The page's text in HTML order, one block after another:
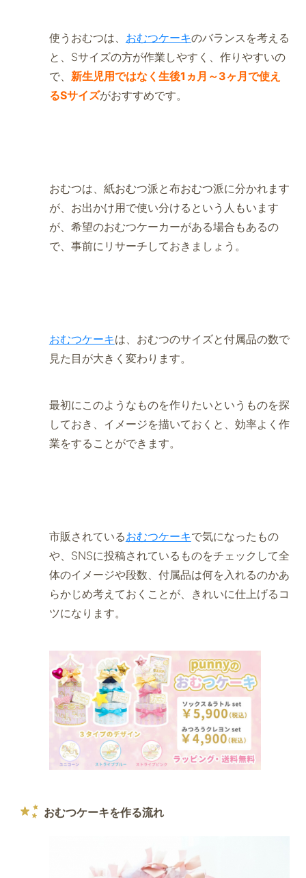
使うおむつは、 おむつケーキのバランスを考える
と、Sサイズの方が作業しやすく、作りやすいの
で、 新生児用ではなく生後1ヵ月～3ヶ月で使え
るSサイズがおすすめです。
おむつは、紙おむつ派と布おむつ派に分かれます
が、お出かけ用で使い分けるという人もいます
が、希望のおむつケーカーがある場合もあるの
で、事前にリサーチしておきましょう。
おむつケーキは、おむつのサイズと付属品の数で
見た目が大きく変わります。
最初にこのようなものを作りたいというものを探
しておき、イメージを描いておくと、効率よく作
業をすることができます。
市販されているおむつケーキで気になったもの
や、SNSに投稿されているものをチェックして全
体のイメージや段数、付属品は何を入れるのかあ
らかじめ考えておくことが、きれいに仕上げるコ
ツになります。
おむつケーキを作る流れ